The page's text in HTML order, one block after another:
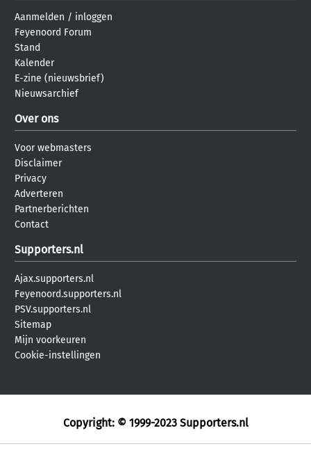
Aanmelden / inloggen
Feyenoord Forum
Stand
Kalender
E-zine (nieuwsbrief)
Nieuwsarchief
Over ons
Voor webmasters
Disclaimer
Privacy
Adverteren
Partnerberichten
Contact
Supporters.nl
Ajax.supporters.nl
Feyenoord.supporters.nl
PSV.supporters.nl
Sitemap
Mijn voorkeuren
Cookie-instellingen
Copyright: © 1999-2023 Supporters.nl